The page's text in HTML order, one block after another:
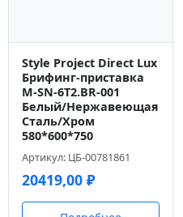
Style Project Direct Lux
Брифинг-приставка
M-SN-6T2.BR-001
Белый/Нержавеющая
Сталь/Хром
580*600*750
Артикул: ЦБ-00781861
20419,00 ₽